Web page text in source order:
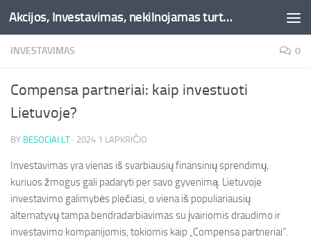
Skip to content Akcijos, Investavimas, nekilnojamas turtas, kriptovaliutos - Besociai.lt
INVESTAVIMAS 0
Compensa partneriai: kaip investuoti
Lietuvoje?
BY BESOCIAI.LT · 2024 1 LAPKRIČIO
Investavimas yra vienas iš svarbiausių finansinių sprendimų,
kuriuos žmogus gali padaryti per savo gyvenimą. Lietuvoje
investavimo galimybės plečiasi, o viena iš populiariausių
alternatyvų tampa bendradarbiavimas su įvairiomis draudimo ir
investavimo kompanijomis, tokiomis kaip „Compensa partneriai“.